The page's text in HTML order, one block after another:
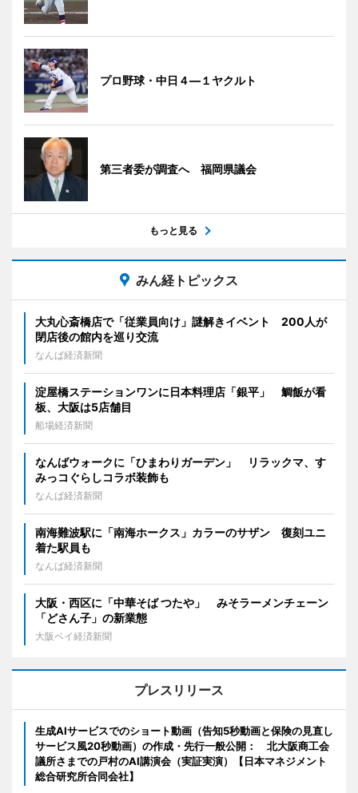
プロ野球・中日４―１ヤクルト
第三者委が調査へ 福岡県議会
もっと見る
みん経トピックス
大丸心斎橋店で「従業員向け」謎解きイベント 200人が
閉店後の館内を巡り交流
なんば経済新聞
淀屋橋ステーションワンに日本料理店「銀平」 鯛飯が看
板、大阪は5店舗目
船場経済新聞
なんばウォークに「ひまわりガーデン」 リラックマ、す
みっコぐらしコラボ装飾も
なんば経済新聞
南海難波駅に「南海ホークス」カラーのサザン 復刻ユニ
着た駅員も
なんば経済新聞
大阪・西区に「中華そば つたや」 みそラーメンチェーン
「どさん子」の新業態
大阪ベイ経済新聞
プレスリリース
生成AIサービスでのショート動画（告知5秒動画と保険の見直し
サービス風20秒動画）の作成・先行一般公開： 北大阪商工会
議所さまでの戸村のAI講演会（実証実演）【日本マネジメント
総合研究所合同会社】